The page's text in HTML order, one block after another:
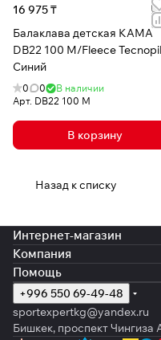
16 975 ₸
Балаклава детская КАМА
DB22 100 M/Fleece
Синий
0 0
В наличии
Арт. DB22 100 М
В корзину
Назад к списку
Интернет-магазин
Компания
Помощь
+996 550 69-49-48
sportexpertkg@yandex.ru
Бишкек, проспект Чингиза